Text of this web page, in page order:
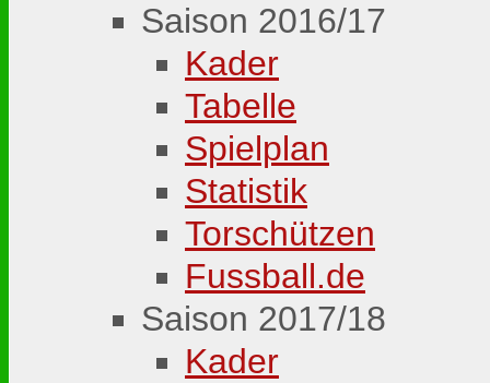
Saison 2016/17
Kader
Tabelle
Spielplan
Statistik
Torschützen
Fussball.de
Saison 2017/18
Kader